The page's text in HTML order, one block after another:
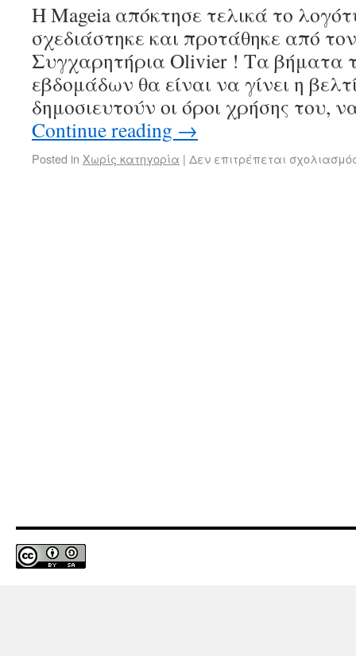
Η Mageia απόκτησε τελικά το
σχεδιάστηκε και προτάθηκε από
Συγχαρητήρια Olivier ! Τα βήματα
εβδομάδων θα είναι να γίνει η
δημοσιευτούν οι όροι χρήσης του,
Continue reading →
Posted in Χωρίς κατηγορία | Δεν επιτρέπεται